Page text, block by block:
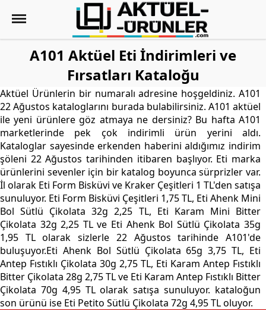
A101 Aktüel Eti İndirimleri ve
Fırsatları Kataloğu
Aktüel Ürünlerin bir numaralı adresine hoşgeldiniz. A101
22 Ağustos kataloglarını burada bulabilirsiniz. A101 aktüel
ile yeni ürünlere göz atmaya ne dersiniz? Bu hafta A101
marketlerinde pek çok indirimli ürün yerini aldı.
Kataloglar sayesinde erkenden haberini aldığımız indirim
şöleni 22 Ağustos tarihinden itibaren başlıyor. Eti marka
ürünlerini sevenler için bir katalog boyunca sürprizler var.
İl olarak Eti Form Bisküvi ve Kraker Çeşitleri 1 TL'den satışa
sunuluyor. Eti Form Bisküvi Çeşitleri 1,75 TL, Eti Ahenk Mini
Bol Sütlü Çikolata 32g 2,25 TL, Eti Karam Mini Bitter
Çikolata 32g 2,25 TL ve Eti Ahenk Bol Sütlü Çikolata 35g
1,95 TL olarak sizlerle 22 Ağustos tarihinde A101'de
buluşuyor.Eti Ahenk Bol Sütlü Çikolata 65g 3,75 TL, Eti
Antep Fıstıklı Çikolata 30g 2,75 TL, Eti Karam Antep Fıstıklı
Bitter Çikolata 28g 2,75 TL ve Eti Karam Antep Fıstıklı Bitter
Çikolata 70g 4,95 TL olarak satışa sunuluyor. kataloğun
son ürünü ise Eti Petito Sütlü Çikolata 72g 4,95 TL oluyor.